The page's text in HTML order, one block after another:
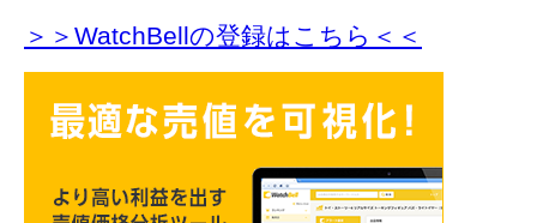
＞＞WatchBellの登録はこちら＜＜